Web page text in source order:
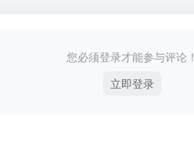
您必须登录才能参与评论！
立即登录